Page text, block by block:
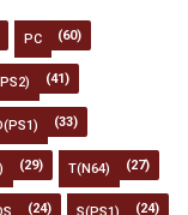
PC (60)
(41)
(33)
(29) T(N64) (27)
(24) (24)